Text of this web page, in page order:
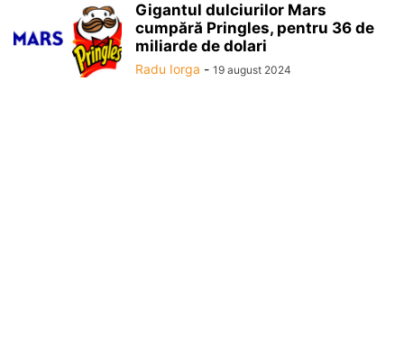
Gigantul dulciurilor Mars
cumpără Pringles, pentru 36 de
miliarde de dolari
Radu Iorga - 19 august 2024